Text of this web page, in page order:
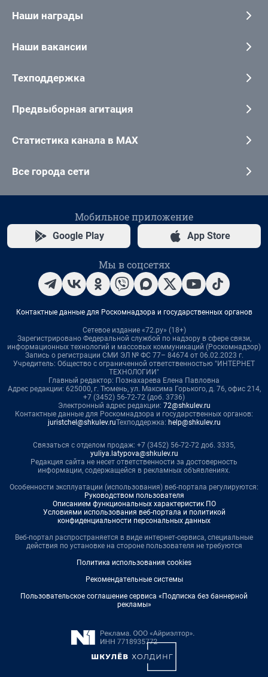
Наши награды
Наши вакансии
Техподдержка
Предвыборная агитация
Статистика канала в MAX
Все города сети
Мобильное приложение
Google Play App Store
Мы в соцсетях
Контактные данные для Роскомнадзора и государственных органов
Сетевое издание «72.ру» (18+)
Зарегистрировано Федеральной службой по надзору в сфере связи,
информационных технологий и массовых коммуникаций (Роскомнадзор)
Запись о регистрации СМИ ЭЛ № ФС 77– 84674 от 06.02.2023 г.
Учредитель: Общество с ограниченной ответственностью "ИНТЕРНЕТ
ТЕХНОЛОГИИ"
Главный редактор: Познахарева Елена Павловна
Адрес редакции: 625000, г. Тюмень, ул. Максима Горького, д. 76, офис 214,
+7 (3452) 56-72-72 (доб. 3736)
Электронный адрес редакции: 72@shkulev.ru
Контактные данные для Роскомнадзора и государственных органов:
juristchel@shkulev.ruТехподдержка: help@shkulev.ru
Связаться с отделом продаж: +7 (3452) 56-72-72 доб. 3335,
yuliya.latypova@shkulev.ru
Редакция сайта не несет ответственности за достоверность
информации, содержащейся в рекламных объявлениях.
Особенности эксплуатации (использования) веб-портала регулируются:
Руководством пользователя
Описанием функциональных характеристик ПО
Условиями использования веб-портала и политикой
конфиденциальности персональных данных
Веб-портал распространяется в виде интернет-сервиса, специальные
действия по установке на стороне пользователя не требуются
Политика использования cookies
Рекомендательные системы
Пользовательское соглашение сервиса «Подписка без баннерной
рекламы»